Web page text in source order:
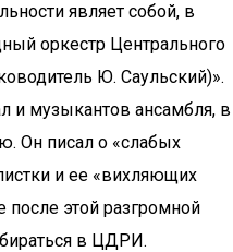
являет собой, в
оркестр Центрального
Ю. Саульский)».
и музыкантов ансамбля, в
Он писал о «слабых
и ее «вихляющих
этой разгромной
в ЦДРИ.